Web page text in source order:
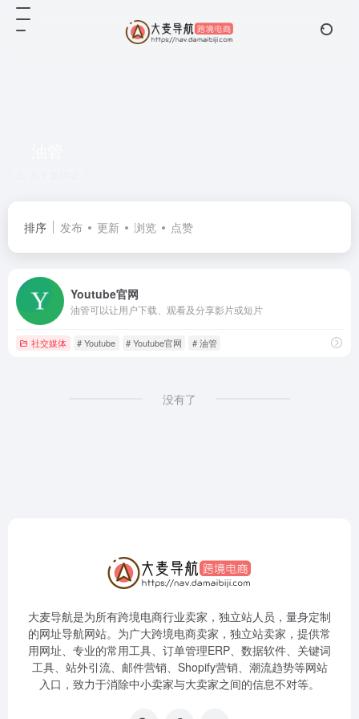
排序 发布 更新 浏览 点赞
Youtube官网
油管可以让用户下载、观看及分享影片或短片
社交媒体 # Youtube # Youtube官网 # 油管
没有了
大麦导航是为所有跨境电商行业卖家，独立站人员，量身定制
的网址导航网站。为广大跨境电商卖家，独立站卖家，提供常
用网址、专业的常用工具、订单管理ERP、数据软件、关键词
工具、站外引流、邮件营销、Shopify营销、潮流趋势等网站
入口，致力于消除中小卖家与大卖家之间的信息不对等。